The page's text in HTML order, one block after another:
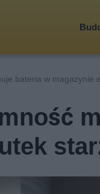
bateria w magazynie